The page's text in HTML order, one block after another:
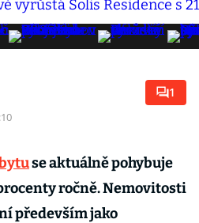
1
se aktuálně pohybuje
ročně. Nemovitosti
především jako